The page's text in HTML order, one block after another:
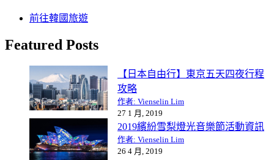
前往韓國旅遊
Featured Posts
【日本自由行】東京五天四夜行程
攻略
作者: Vienselin Lim
27 1 月, 2019
2019繽紛雪梨燈光音樂節活動資訊
作者: Vienselin Lim
26 4 月, 2019